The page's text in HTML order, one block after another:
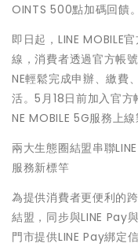
OINTS 500點加碼回饋。
即日起，LINE
線，消費者透過官方帳
NE輕鬆完成申辦、繳費
活。5月18日前加入官
NE MOBILE 5G服務上
兩大生態圈結盟串聯
服務新標竿
為提供消費者更便利的
結盟，同步與LINE Pay
門市提供LINE Pay綁定